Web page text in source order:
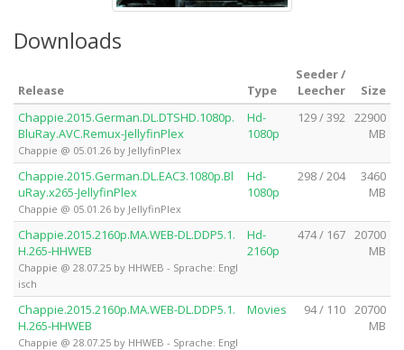
Downloads
Release Type
Seeder /
Leecher
Size
Chappie.2015.German.DL.DTSHD.1080p.
BluRay.AVC.Remux-JellyfinPlex
Chappie @ 05.01.26 by JellyfinPlex
Hd-
1080p
129 / 392 22900
MB
Chappie.2015.German.DL.EAC3.1080p.Bl
uRay.x265-JellyfinPlex
Chappie @ 05.01.26 by JellyfinPlex
Hd-
1080p
298 / 204
3460
MB
Chappie.2015.2160p.MA.WEB-DL.DDP5.1.
H.265-HHWEB
Chappie @ 28.07.25 by HHWEB - Sprache: Engl
isch
Hd-
2160p
474 / 167 20700
MB
Chappie.2015.2160p.MA.WEB-DL.DDP5.1.
H.265-HHWEB
Chappie @ 28.07.25 by HHWEB - Sprache: Engl
Movies 94 / 110 20700
MB